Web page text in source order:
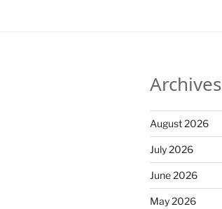
Archives
August 2026
July 2026
June 2026
May 2026